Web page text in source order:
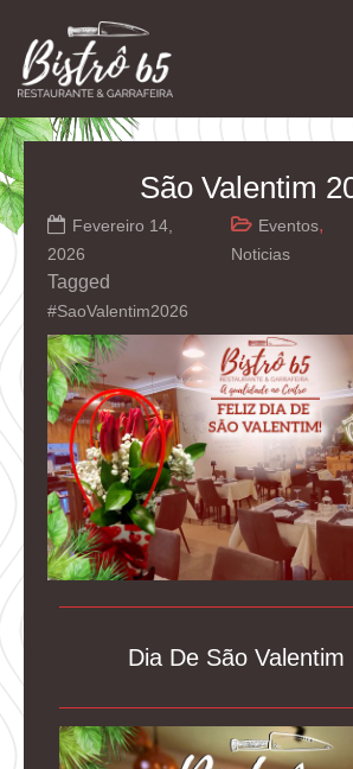
content
Bistrô 65
Restaurante e Garrafeira
São Valentim
Fevereiro 14,
2026
Eventos,
Noticias
Tagged
#SaoValentim2026
Dia De São Valentim